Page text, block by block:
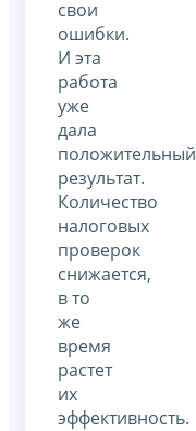
свои
ошибки.
И эта
работа
уже
дала
положительный
результат.
Количество
налоговых
проверок
снижается,
в то
же
время
растет
их
эффективность.